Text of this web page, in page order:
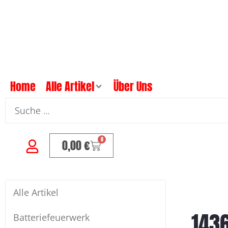
Home Alle Artikel Über Uns
0,00€ 0
Alle Artikel
Batteriefeuerwerk